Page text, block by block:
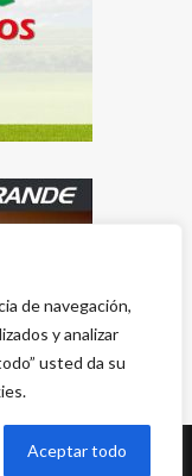
de navegación,
y analizar
usted da su
Aceptar todo